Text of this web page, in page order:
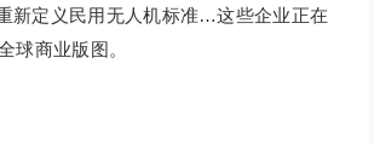
新定义民用无人机标准…这些企业正在
球商业版图。